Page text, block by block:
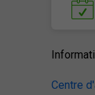
Centre